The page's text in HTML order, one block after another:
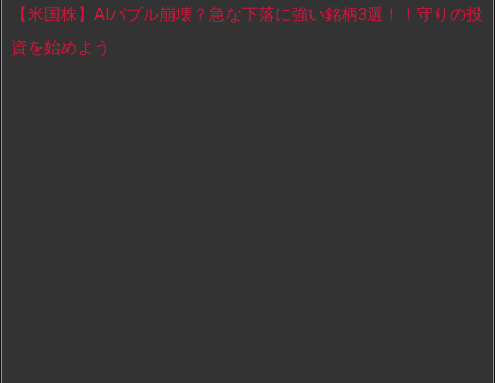
【米国株】AIバブル崩壊？急な下落に強い銘柄3選！！守りの投
資を始めよう